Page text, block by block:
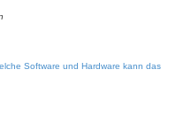
Software und Hardware kann das